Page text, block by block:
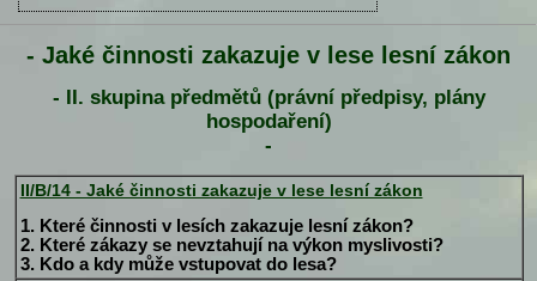
- Jaké činnosti zakazuje v lese lesní zákon
- II. skupina předmětů (právní předpisy, plány
hospodaření)
-
II/B/14 - Jaké činnosti zakazuje v lese lesní zákon
1. Které činnosti v lesích zakazuje lesní zákon?
2. Které zákazy se nevztahují na výkon myslivosti?
3. Kdo a kdy může vstupovat do lesa?